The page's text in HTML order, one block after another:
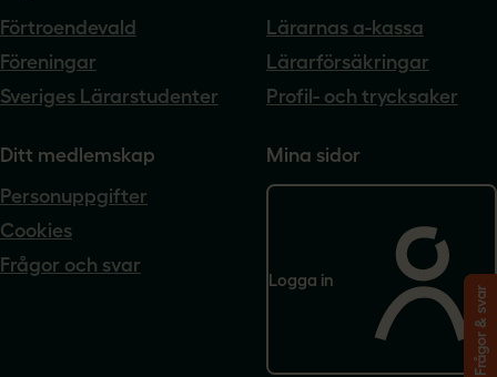
Förtroendevald
Föreningar
Sveriges Lärarstudenter
Lärarnas a-kassa
Lärarförsäkringar
Profil- och trycksaker
Ditt medlemskap
Personuppgifter
Cookies
Frågor och svar
Mina sidor
Logga in
Frågor & svar